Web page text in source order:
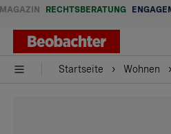
MAGAZIN RECHTSBERATUNG
Startseite Wohnen